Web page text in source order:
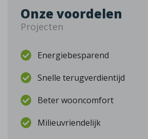
Onze voordelen
Projecten
Energiebesparend
Snelle terugverdientijd
Beter wooncomfort
Milieuvriendelijk